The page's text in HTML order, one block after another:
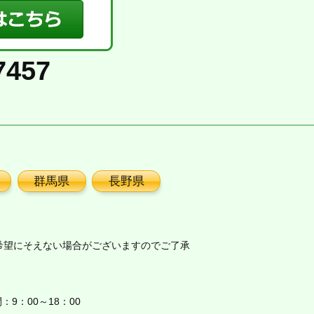
群馬県 長野県
にそえない場合がございますのでご了承
9：00～18：00